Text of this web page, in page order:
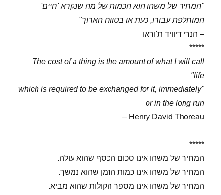
"המחיר של משהו הוא הכמות של מה שנקרא 'חיים'
המוחלפת עבורו, כעת או בטווח הארוך"
– הנרי דיוויד ת'וראו
*****
The cost of a thing is the amount of what I will call
life"
"which is required to be exchanged for it, immediately
or in the long run
Henry David Thoreau –
*****
המחיר של משהו אינו סכום הכסף שהוא עולה.
המחיר של משהו אינו כמות הזמן שהוא נמשך.
המחיר של משהו אינו מספר הקולות שהוא מביא.